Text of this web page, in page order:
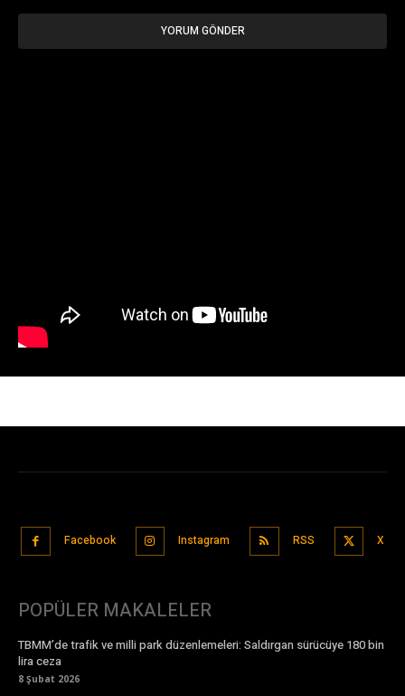
Facebook Instagram RSS X
POPÜLER MAKALELER
TBMM’de trafik ve milli park düzenlemeleri: Saldırgan sürücüye 180 bin
lira ceza
8 Şubat 2026